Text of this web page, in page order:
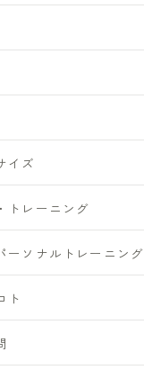
イズ
トレーニング
ーソナルトレーニング
ト